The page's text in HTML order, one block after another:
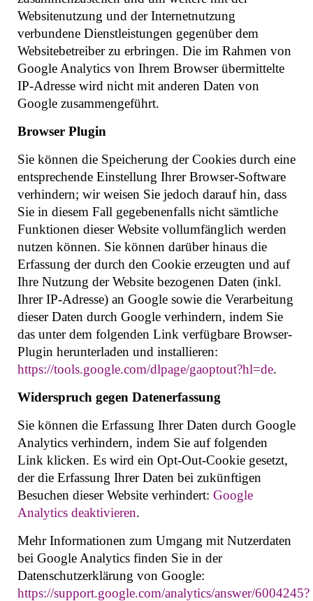
Websitenutzung und der Internetnutzung
verbundene Dienstleistungen gegenüber dem
Websitebetreiber zu erbringen. Die im Rahmen von
Google Analytics von Ihrem Browser übermittelte
IP-Adresse wird nicht mit anderen Daten von
Google zusammengeführt.
Browser Plugin
Sie können die Speicherung der Cookies durch eine
entsprechende Einstellung Ihrer Browser-Software
verhindern; wir weisen Sie jedoch darauf hin, dass
Sie in diesem Fall gegebenenfalls nicht sämtliche
Funktionen dieser Website vollumfänglich werden
nutzen können. Sie können darüber hinaus die
Erfassung der durch den Cookie erzeugten und auf
Ihre Nutzung der Website bezogenen Daten (inkl.
Ihrer IP-Adresse) an Google sowie die Verarbeitung
dieser Daten durch Google verhindern, indem Sie
das unter dem folgenden Link verfügbare Browser-
Plugin herunterladen und installieren:
https://tools.google.com/dlpage/gaoptout?hl=de.
Widerspruch gegen Datenerfassung
Sie können die Erfassung Ihrer Daten durch Google
Analytics verhindern, indem Sie auf folgenden
Link klicken. Es wird ein Opt-Out-Cookie gesetzt,
der die Erfassung Ihrer Daten bei zukünftigen
Besuchen dieser Website verhindert: Google
Analytics deaktivieren.
Mehr Informationen zum Umgang mit Nutzerdaten
bei Google Analytics finden Sie in der
Datenschutzerklärung von Google:
https://support.google.com/analytics/answer/6004245?